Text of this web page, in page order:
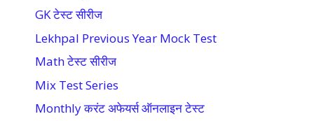
GK टेस्ट सीरीज
Lekhpal Previous Year Mock Test
Math टेस्ट सीरीज
Mix Test Series
Monthly करंट अफेयर्स ऑनलाइन टेस्ट